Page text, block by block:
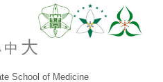
School of Medicine
中 大